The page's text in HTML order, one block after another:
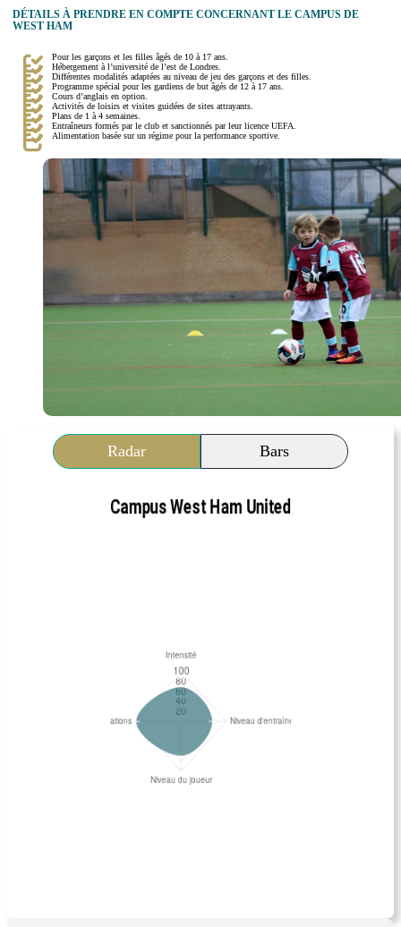
DÉTAILS À PRENDRE EN COMPTE CONCERNANT LE CAMPUS DE
WEST HAM
Pour les garçons et les filles âgés de 10 à 17 ans.
Hébergement à l’université de l’est de Londres.
Différentes modalités adaptées au niveau de jeu des garçons et des filles.
Programme spécial pour les gardiens de but âgés de 12 à 17 ans.
Cours d’anglais en option.
Activités de loisirs et visites guidées de sites attrayants.
Plans de 1 à 4 semaines.
Entraîneurs formés par le club et sanctionnés par leur licence UEFA.
Alimentation basée sur un régime pour la performance sportive.
Radar Bars